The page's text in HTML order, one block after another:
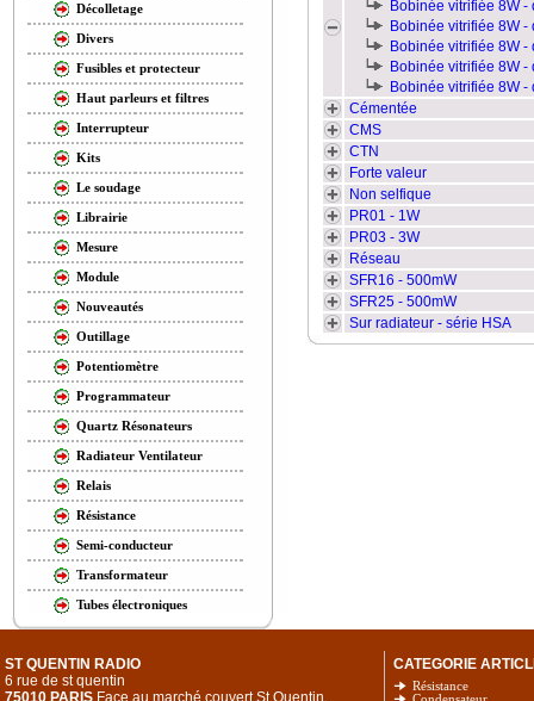
Décolletage
Divers
Fusibles et protecteur
Haut parleurs et filtres
Interrupteur
Kits
Le soudage
Librairie
Mesure
Module
Nouveautés
Outillage
Potentiomètre
Programmateur
Quartz Résonateurs
Radiateur Ventilateur
Relais
Résistance
Semi-conducteur
Transformateur
Tubes électroniques
Bobinée vitrifiée 8W -
Bobinée vitrifiée 8W -
Bobinée vitrifiée 8W -
Bobinée vitrifiée 8W -
Bobinée vitrifiée 8W -
Cémentée
CMS
CTN
Forte valeur
Non selfique
PR01 - 1W
PR03 - 3W
Réseau
SFR16 - 500mW
SFR25 - 500mW
Sur radiateur - série HSA
ST QUENTIN RADIO
6 rue de st quentin
75010 PARIS Face au marché couvert St Quentin.
CATEGORIE
Résistance